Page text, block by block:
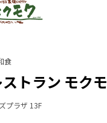
食
トラン モク
プラザ 13F